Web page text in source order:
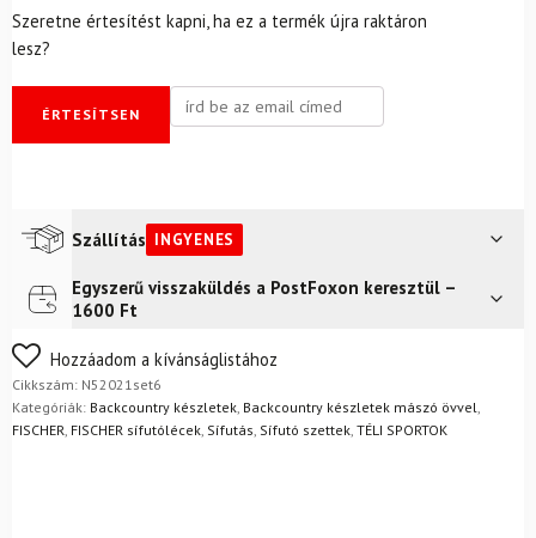
Szeretne értesítést kapni, ha ez a termék újra raktáron
lesz?
ÉRTESÍTSEN
Szállítás INGYENES
Futár a címreIngyenes
Egyszerű visszaküldés a PostFoxon keresztül –
1600 Ft
Nem biztos a választásában? Semmi gond – a terméket
egyszerűen visszaküldheti 14 napon belül, indoklás nélkül.
Mik a visszaküldés feltételei?
Hozzáadom a kívánságlistához
Cikkszám: N52021set6
Kategóriák: Backcountry készletek, Backcountry készletek mászó övvel,
FISCHER, FISCHER sífutólécek, Sífutás, Sífutó szettek, TÉLI SPORTOK